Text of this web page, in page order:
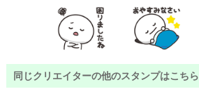
同じクリエイターの他のスタンプはこちら